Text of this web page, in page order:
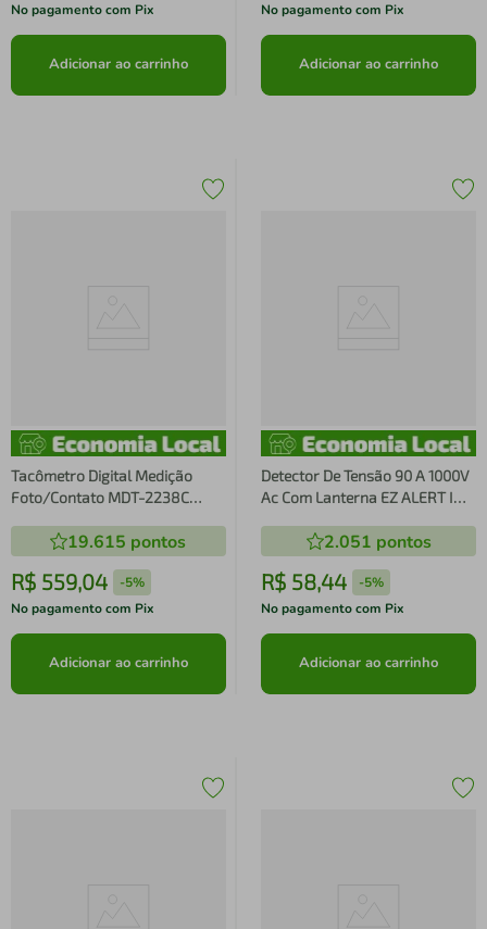
No pagamento com Pix
Adicionar ao carrinho
No pagamento com Pix
Adicionar ao carrinho
Tacômetro Digital Medição
Foto/Contato MDT-2238C
19.615 pontos
R$ 559,04 -5%
No pagamento com Pix
Adicionar ao carrinho
Detector De Tensão 90 A 1000V
Ac Com Lanterna EZ ALERT I
2.051 pontos
R$ 58,44 -5%
No pagamento com Pix
Adicionar ao carrinho